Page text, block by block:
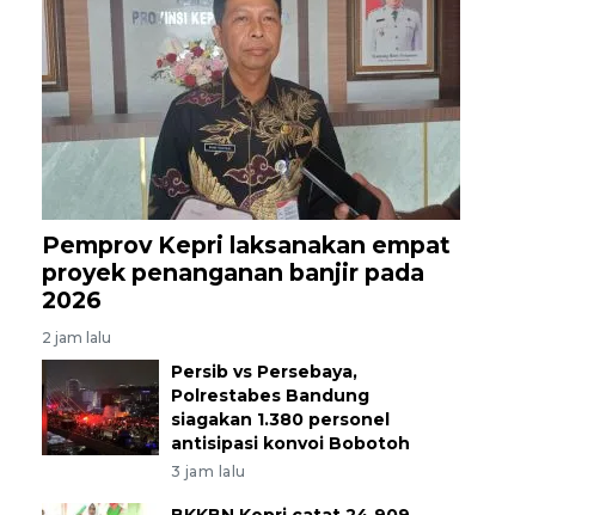
Pemprov Kepri laksanakan empat
proyek penanganan banjir pada
2026
2 jam lalu
Persib vs Persebaya,
Polrestabes Bandung
siagakan 1.380 personel
antisipasi konvoi Bobotoh
3 jam lalu